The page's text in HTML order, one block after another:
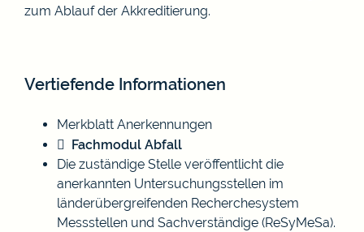
zum Ablauf der Akkreditierung.
Vertiefende Informationen
Merkblatt Anerkennungen
Fachmodul Abfall
Die zuständige Stelle veröffentlicht die
anerkannten Untersuchungsstellen im
länderübergreifenden Recherchesystem
Messstellen und Sachverständige (ReSyMeSa).